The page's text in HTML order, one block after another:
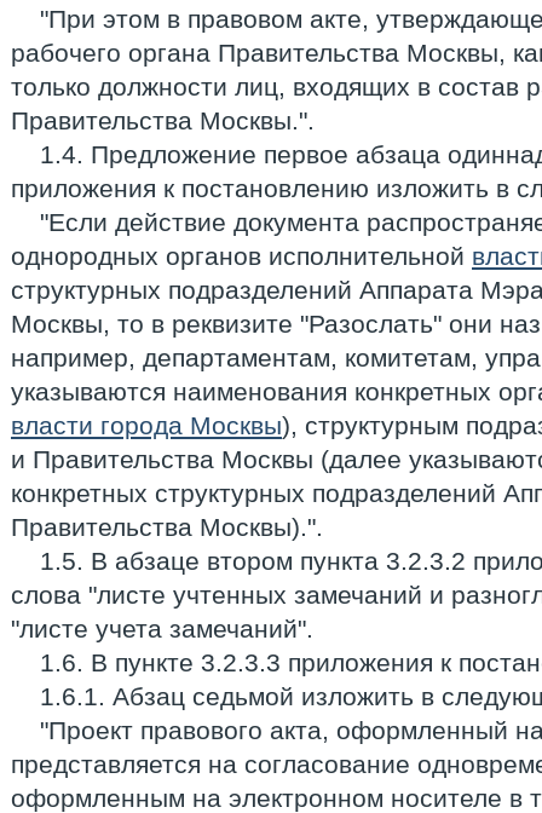
"При этом в правовом акте,
рабочего органа Правительства Москвы,
только должности лиц, входящих в состав
Правительства Москвы.".
1.4. Предложение первое абзаца
приложения к постановлению изложить в
"Если действие документа
однородных органов исполнительной
структурных подразделений Аппарата
Москвы, то в реквизите "Разослать" они
например, департаментам, комитетам,
указываются наименования конкретных
власти города Москвы), структурным
и Правительства Москвы (далее
конкретных структурных подразделений
Правительства Москвы).".
1.5. В абзаце втором пункта 3.2.3.2
слова "листе учтенных замечаний и
"листе учета замечаний".
1.6. В пункте 3.2.3.3 приложения к
1.6.1. Абзац седьмой изложить в
"Проект правового акта, оформленный
представляется на согласование
оформленным на электронном носителе в